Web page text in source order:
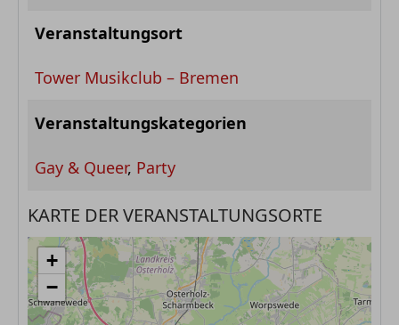
Veranstaltungsort
Tower Musikclub – Bremen
Veranstaltungskategorien
Gay & Queer, Party
KARTE DER VERANSTALTUNGSORTE
+
−